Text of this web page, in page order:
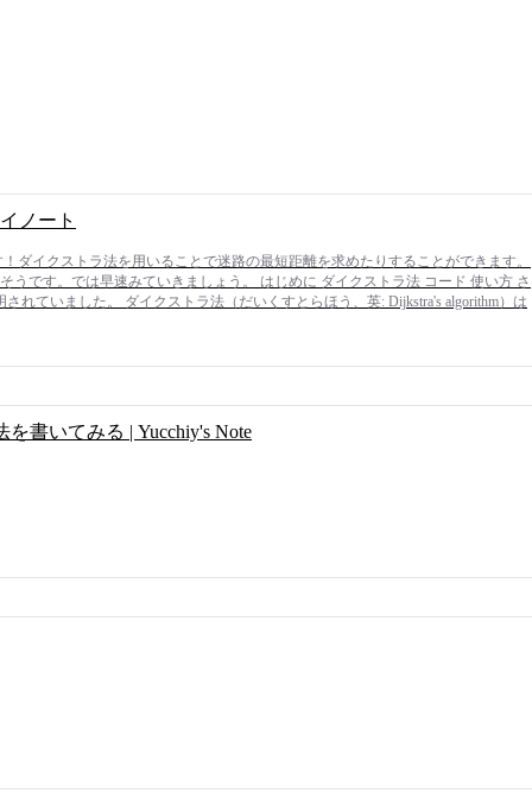
ノート
ダイクストラ法を用いることで迷路の最短距離を求めたりすることができます。
です。では早速みていきましょう。 はじめに ダイクストラ法 コード 使い方 さ
れていました。 ダイクストラ法（だいくすとらほう、英: Dijkstra's algorithm）は
書いてみる | Yucchiy's Note